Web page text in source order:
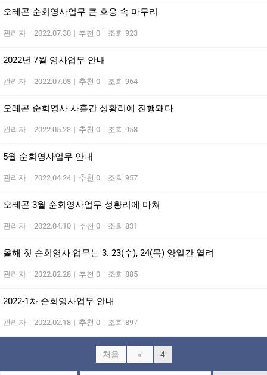
오레곤 순회영사업무 큰 호응 속 마무리
관리자 | 2022.07.30 | 추천 0 | 조회 923
2022년 7월 영사업무 안내
관리자 | 2022.07.08 | 추천 0 | 조회 964
오레곤 순회영사 사흘간 성황리에 진행돼다
관리자 | 2022.05.23 | 추천 0 | 조회 958
5월 순회영사업무 안내
관리자 | 2022.04.24 | 추천 0 | 조회 957
오레곤 3월 순회영사업무 성황리에 마쳐
관리자 | 2022.04.10 | 추천 0 | 조회 831
올해 첫 순회영사 업무는 3. 23(수), 24(목) 양일간 열려
관리자 | 2022.02.28 | 추천 0 | 조회 885
2022-1차 순회영사업무 안내
관리자 | 2022.02.18 | 추천 0 | 조회 897
처음 « 4